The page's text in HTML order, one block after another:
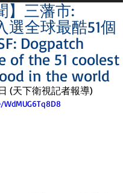
】三藩市:
選全球最酷51個
Dogpatch
of the 51 coolest
in the world
(天下衛視記者報導)